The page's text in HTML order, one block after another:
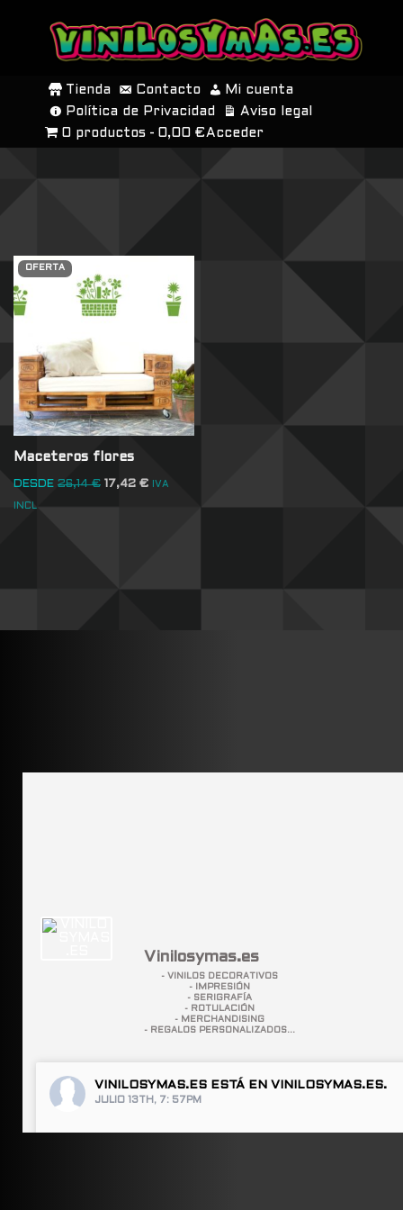
SALTAR
CONTENIDO
Tienda Contacto
Mi cuenta
Política de Privacidad
Aviso legal
0 productos
0,00 € Acceder
OFERTA
Maceteros flores
DESDE 26,14€ 17,42 € IVA
INCL
Vinilosymas.es
- VINILOS DECORATIVOS
- IMPRESIÓN
- SERIGRAFÍA
- ROTULACIÓN
- MERCHANDISING
- REGALOS PERSONALIZADOS...
VINILOSYMAS.ES ESTÁ EN VINILOSYMAS.ES.
JULIO 13TH, 7: 57PM